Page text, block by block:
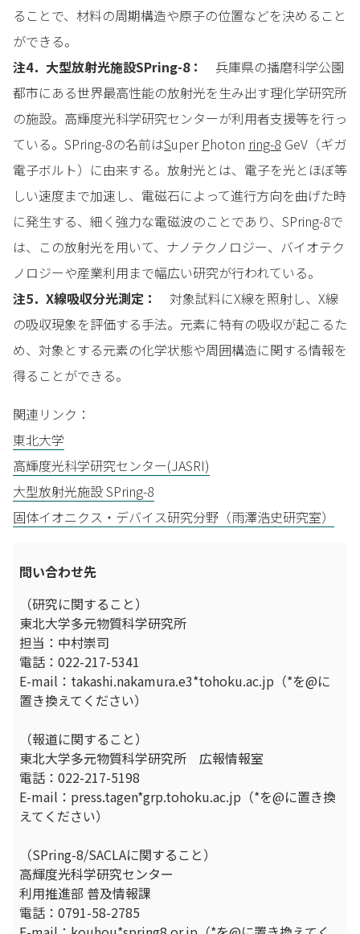
ることで、材料の周期構造や原子の位置などを決めること
ができる。
注4．大型放射光施設SPring-8：
兵庫県の播磨科学公園
都市にある世界最高性能の放射光を生み出す理化学研究所
の施設。高輝度光科学研究センターが利用者支援等を行っ
ている。SPring-8の名前はSuper Photon ring-8 GeV（ギガ
電子ボルト）に由来する。放射光とは、電子を光とほぼ等
しい速度まで加速し、電磁石によって進行方向を曲げた時
に発生する、細く強力な電磁波のことであり、SPring-8で
は、この放射光を用いて、ナノテクノロジー、バイオテク
ノロジーや産業利用まで幅広い研究が行われている。
注5．X線吸収分光測定：
対象試料にX線を照射し、X線
の吸収現象を評価する手法。元素に特有の吸収が起こるた
め、対象とする元素の化学状態や周囲構造に関する情報を
得ることができる。
関連リンク：
東北大学
高輝度光科学研究センター(JASRI)
大型放射光施設 SPring-8
固体イオニクス・デバイス研究分野（雨澤浩史研究室）
問い合わせ先
（研究に関すること）
東北大学多元物質科学研究所
担当：中村崇司
電話：022-217-5341
E-mail：takashi.nakamura.e3*tohoku.ac.jp（*を@に
置き換えてください）
（報道に関すること）
東北大学多元物質科学研究所 広報情報室
電話：022-217-5198
E-mail：press.tagen*grp.tohoku.ac.jp（*を@に置き換
えてください）
（SPring-8/SACLAに関すること）
高輝度光科学研究センター
利用推進部 普及情報課
電話：0791-58-2785